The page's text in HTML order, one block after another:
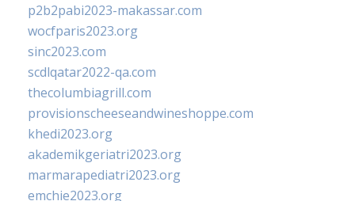
p2b2pabi2023-makassar.com
wocfparis2023.org
sinc2023.com
scdlqatar2022-qa.com
thecolumbiagrill.com
provisionscheeseandwineshoppe.com
khedi2023.org
akademikgeriatri2023.org
marmarapediatri2023.org
emchie2023.org